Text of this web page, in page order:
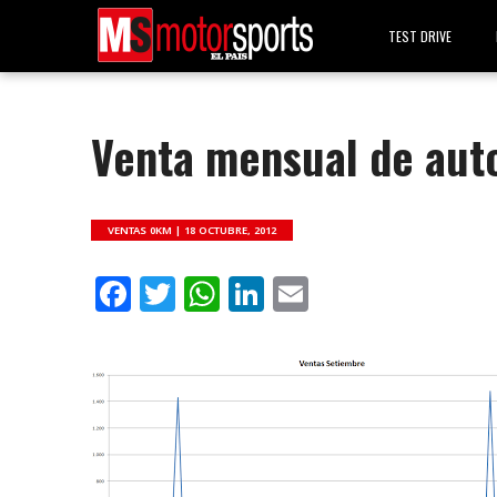
TEST DRIVE
Venta mensual de
VENTAS 0KM | 18 OCTUBRE, 2012
Facebook
Twitter
WhatsApp
LinkedIn